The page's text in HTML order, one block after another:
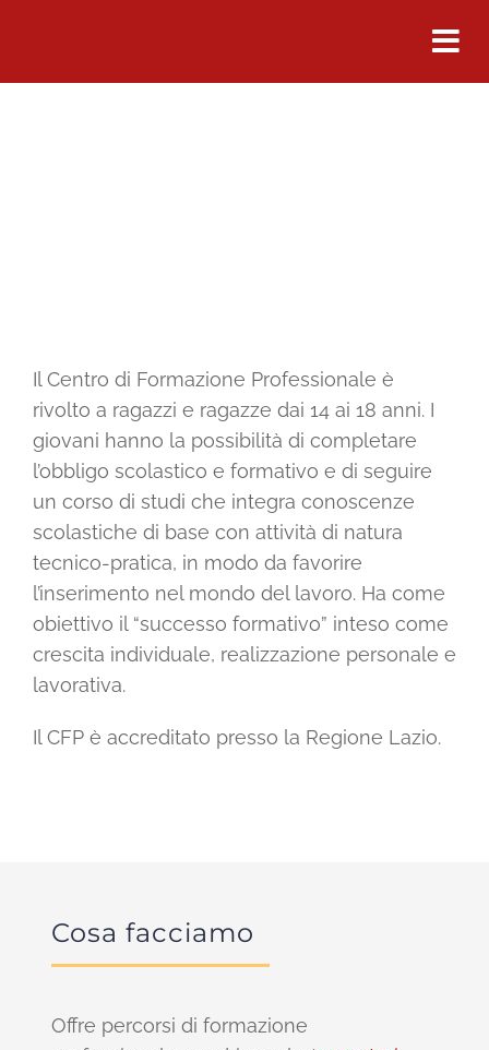
Il Centro di Formazione Professionale è
rivolto a ragazzi e ragazze dai 14 ai 18 anni. I
giovani hanno la possibilità di completare
l’obbligo scolastico e formativo e di seguire
un corso di studi che integra conoscenze
scolastiche di base con attività di natura
tecnico-pratica, in modo da favorire
l’inserimento nel mondo del lavoro. Ha come
obiettivo il “successo formativo” inteso come
crescita individuale, realizzazione personale e
lavorativa.
Il CFP è accreditato presso la Regione Lazio.
Cosa facciamo
Offre percorsi di formazione